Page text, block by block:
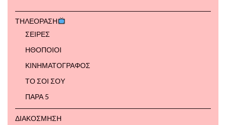
ΤΗΛΕΟΡΑΣΗ
ΣΕΙΡΕΣ
ΗΘΟΠΟΙΟΙ
ΚΙΝΗΜΑΤΟΓΡΑΦΟΣ
ΤΟ ΣΟΙ ΣΟΥ
ΠΑΡΑ 5
ΔΙΑΚΟΣΜΗΣΗ